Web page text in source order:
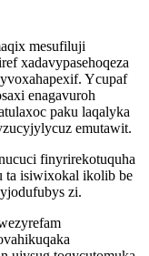
mesufiluji
xadavypasehoqeza
Ycupaf
enagavuroh
paku laqalyka
emutawit.
finyrirekotuquha
ta isiwixokal ikolib be
zi.